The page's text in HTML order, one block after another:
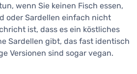
wenn Sie keinen Fisch essen,
oder Sardellen einfach nicht
ist, dass es ein köstliches
Sardellen gibt, das fast identisch
Versionen sind sogar vegan.